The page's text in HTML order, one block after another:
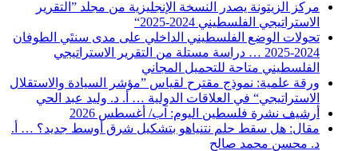
مركز الزيتونة يصدر النسخة الإنجليزية من مجلد ”التقرير
الاستراتيجي الفلسطيني 2024-2025“
تحولات الوضع الفلسطيني الداخلي على مدى سنتَي الطوفان
2024-2025 … دراسة مستلة من التقرير الاستراتيجي
الفلسطيني متاحة للتحميل المجاني
ورقة علمية: نموذج مقترح لقياس ”مؤشر السيادة والاستقلال
الاستراتيجي“ في العلاقات الدولية … أ. د. وليد عبد الحي
أرشيف نشرة فلسطين اليوم: آب/ أغسطس 2026
مقال: هل سقط حلم نتنياهو بتشكيل شرق أوسط جديد؟ … أ.
د. محسن محمد صالح